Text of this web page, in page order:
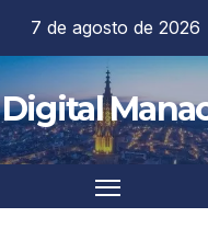
7 de agosto de 2026
Digital